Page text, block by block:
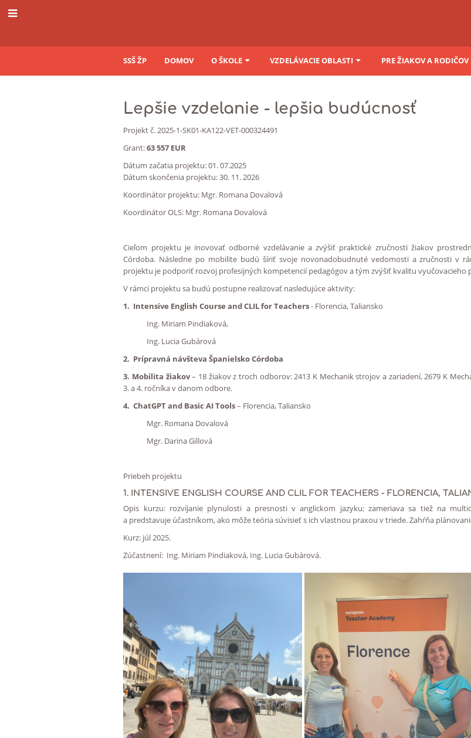
SSŠ ŽP DOMOV O ŠKOLE VZDELÁVACIE OBLASTI PRE ŽIAKOV A RODIČOV
Lepšie
vzdelanie
lepšia
budúcnosť
Lepšie vzdelanie - lepšia budúcnosť
Projekt č. 2025-1-SK01-KA122-VET-000324491
Grant:63 557 EUR
Dátum začatia projektu: 01. 07.2025
Dátum skončenia projektu: 30. 11. 2026
Koordinátor projektu: Mgr. Romana Dovalová
Koordinátor OLS: Mgr. Romana Dovalová
Cieľom projektu je inovovať odborné vzdelávanie a zvýšiť praktické zručnosti žiakov
Córdoba. Následne po mobilite budú šíriť svoje novonadobudnuté vedomosti a zručnosti v
projektu je podporiť rozvoj profesijných kompetencií pedagógov a tým zvýšiť kvalitu vyučovacieho
V rámci projektu sa budú postupne realizovať nasledujúce aktivity:
1. Intensive English Course and CLIL for Teachers- Florencia, Taliansko
Ing. Miriam Pindiaková,
Ing. Lucia Gubárová
2. Prípravná návšteva Španielsko Córdoba
3. Mobilita žiakov– 18 žiakov z troch odborov: 2413 K Mechanik strojov a zariadení, 2679 K
3. a 4. ročníka v danom odbore.
4. ChatGPT and Basic AI Tools– Florencia, Taliansko
Mgr. Romana Dovalová
Mgr. Darina Gillová
Priebeh projektu
1. INTENSIVE ENGLISH COURSE AND CLIL FOR TEACHERS - FLORENCIA,
Opis kurzu: rozvíjanie plynulosti a presnosti v anglickom jazyku; zameriava sa tiež na
a predstavuje účastníkom, ako môže teória súvisieť s ich vlastnou praxou v triede. Zahŕňa
Kurz: júl 2025.
Zúčastnení: Ing. Miriam Pindiaková, Ing. Lucia Gubárová.